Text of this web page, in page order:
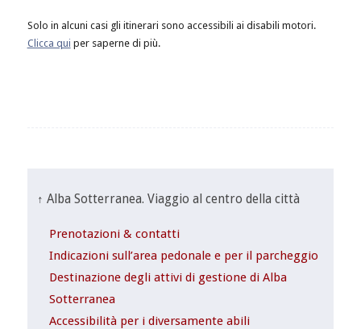
Solo in alcuni casi gli itinerari sono accessibili ai disabili motori.
Clicca qui per saperne di più.
↑ Alba Sotterranea. Viaggio al centro della città
Prenotazioni & contatti
Indicazioni sull’area pedonale e per il parcheggio
Destinazione degli attivi di gestione di Alba
Sotterranea
Accessibilità per i diversamente abili